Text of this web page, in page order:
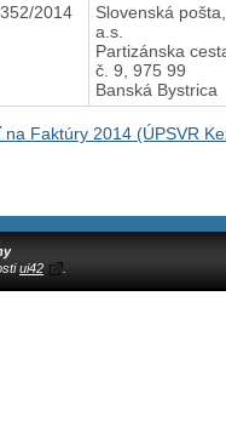
2014
Slovenská pošta,
a.s.
Partizánska
č. 9, 975 99
Banská Bystrica
na Faktúry 2014 (ÚPSVR
ui42